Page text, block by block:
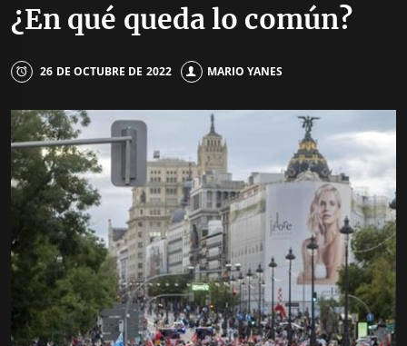
¿En qué queda lo común?
26 DE OCTUBRE DE 2022 MARIO YANES